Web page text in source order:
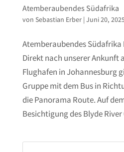
Atemberaubendes Südafrika
von Sebastian Erber| Juni 20,
Atemberaubendes
Direkt nach unserer Ankunft
Flughafen in Johannesburg
Gruppe mit dem Bus in
die Panorama Route. Auf
Besichtigung des Blyde River